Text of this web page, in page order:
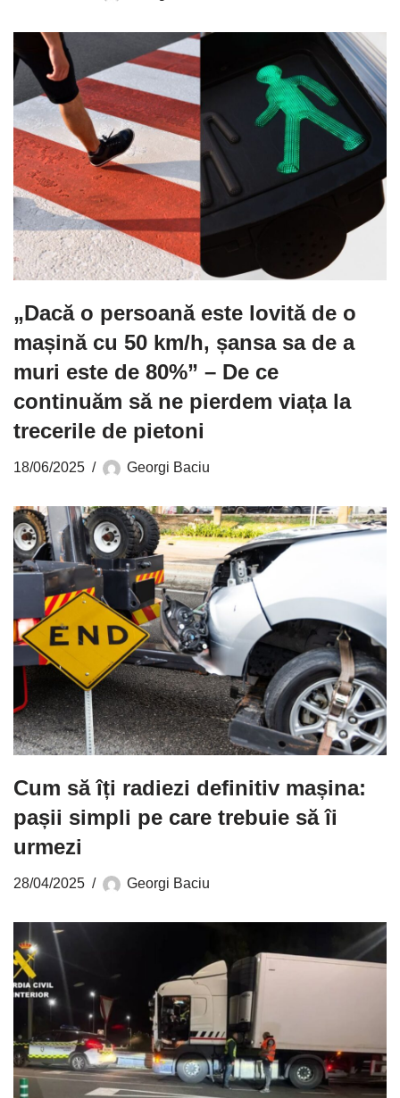
„Dacă o persoană este lovită de o
mașină cu 50 km/h, șansa sa de a
muri este de 80%” – De ce
continuăm să ne pierdem viața la
trecerile de pietoni
18/06/2025 Georgi Baciu
Cum să îți radiezi definitiv mașina:
pașii simpli pe care trebuie să îi
urmezi
28/04/2025 Georgi Baciu